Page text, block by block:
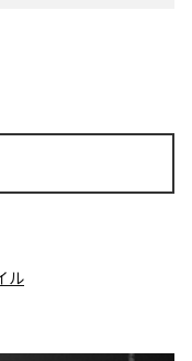
ル